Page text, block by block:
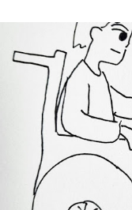
모든 절차를 대신 처리해
산, 부동산, 세금, 연금 등
합니다. - 상속포기 또는
군구청 - 예금 인출, 보험
있는 건 '신청까지', 처리
것] 구분 조회 가능 조회
세금 국세, 지방세 - 자산
상 채무, 구독 [함께보면